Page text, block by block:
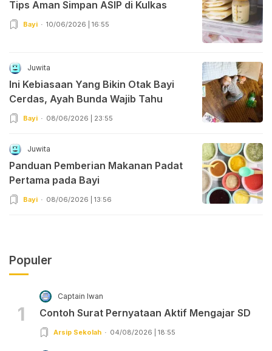
Tips Aman Simpan ASIP di Kulkas
Bayi 10/06/2026 | 16:55
Juwita
Ini Kebiasaan Yang Bikin Otak Bayi
Cerdas, Ayah Bunda Wajib Tahu
Bayi 08/06/2026 | 23:55
Juwita
Panduan Pemberian Makanan Padat
Pertama pada Bayi
Bayi 08/06/2026 | 13:56
Populer
1
Captain Iwan
Contoh Surat Pernyataan Aktif Mengajar SD
Arsip Sekolah 04/08/2026 | 18:55